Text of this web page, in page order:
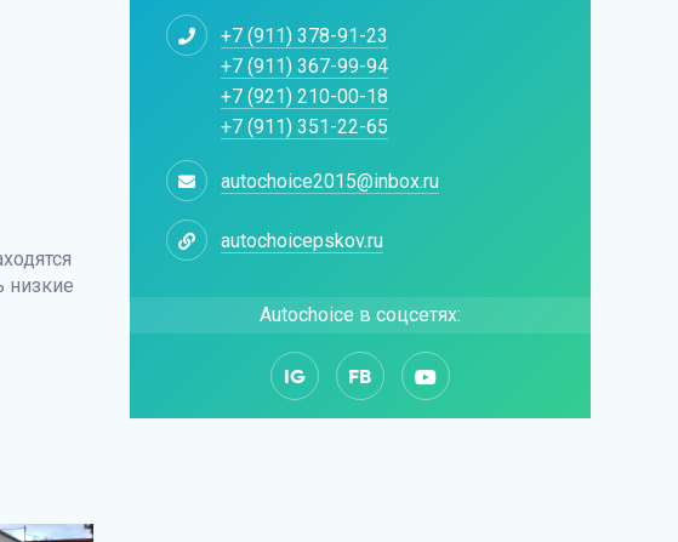
низкие
+7 (911) 378-91-23
+7 (911) 367-99-94
+7 (921) 210-00-18
+7 (911) 351-22-65
autochoice2015@inbox.ru
autochoicepskov.ru
Autochoice в соцсетях:
IG FB